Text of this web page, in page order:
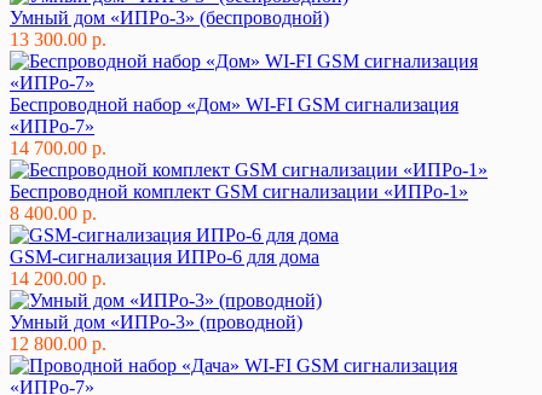
Умный дом «ИПРо-3» (беспроводной)
13 300.00 р.
Беспроводной набор «Дом» WI-FI GSM сигнализация
«ИПРо-7»
14 700.00 р.
Беспроводной комплект GSM сигнализации «ИПРо-1»
8 400.00 р.
GSM-сигнализация ИПРо-6 для дома
14 200.00 р.
Умный дом «ИПРо-3» (проводной)
12 800.00 р.